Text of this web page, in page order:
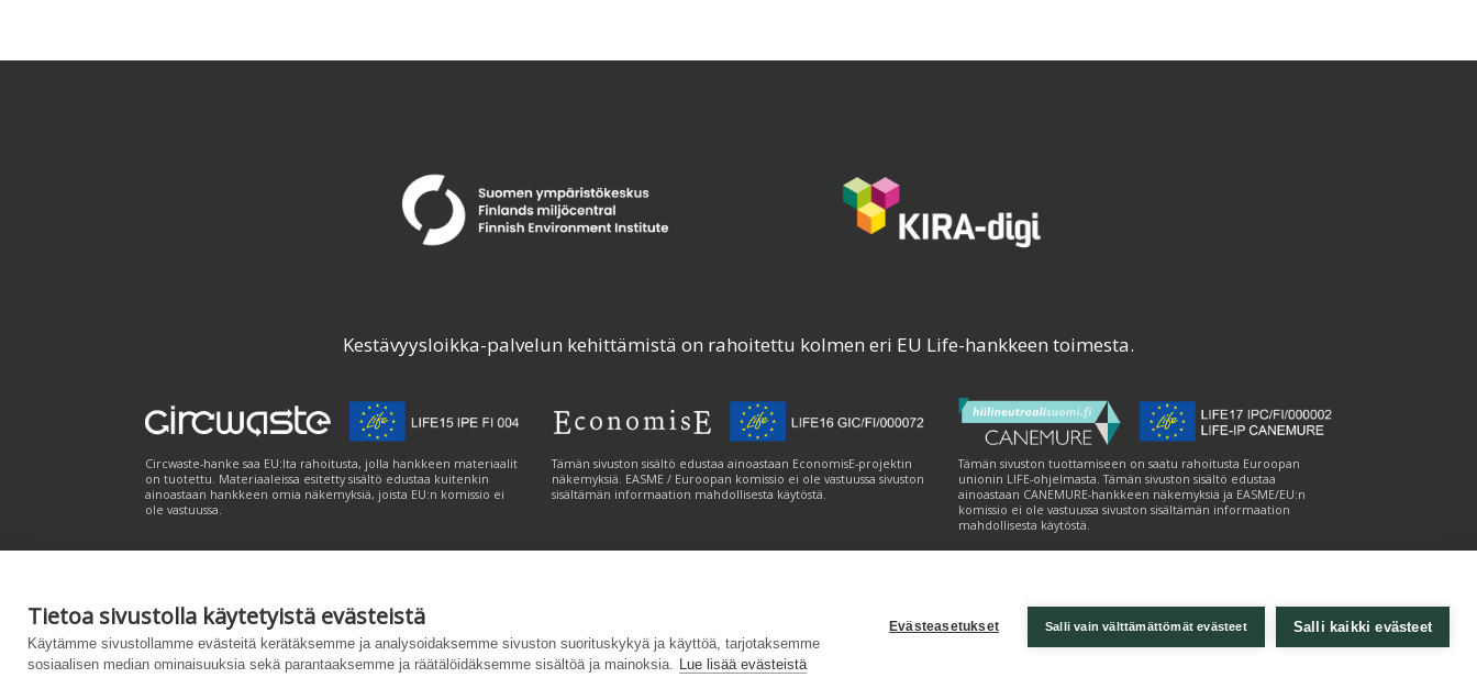
Tietoa sivustolla käytetyistä evästeistä
Käytämme sivustollamme evästeitä kerätäksemme ja analysoidaksemme sivuston suorituskykyä ja käyttöä, tarjotaksemme
sosiaalisen median ominaisuuksia sekä parantaaksemme ja räätälöidäksemme sisältöä ja mainoksia. Lue lisää evästeistä
Evästeasetukset Salli vain välttämättömät evästeet Salli kaikki evästeet
Kestävyysloikka-palvelun kehittämistä on rahoitettu kolmen eri EU Life-hankkeen toimesta.
Circwaste-hanke saa EU:lta rahoitusta, jolla hankkeen materiaalit
on tuotettu. Materiaaleissa esitetty sisältö edustaa kuitenkin
ainoastaan hankkeen omia näkemyksiä, joista EU:n komissio ei
ole vastuussa.
Tämän sivuston sisältö edustaa ainoastaan EconomisE-projektin
näkemyksiä. EASME / Euroopan komissio ei ole vastuussa sivuston
sisältämän informaation mahdollisesta käytöstä.
Tämän sivuston tuottamiseen on saatu rahoitusta Euroopan
unionin LIFE-ohjelmasta. Tämän sivuston sisältö edustaa
ainoastaan CANEMURE-hankkeen näkemyksiä ja EASME/EU:n
komissio ei ole vastuussa sivuston sisältämän informaation
mahdollisesta käytöstä.
Palvelukuvaus| Tietosuojailmoitus|Saavutettavuusseloste|Evästeasetukset|Lähetä palautetta (syke.fi)
Powered by – SuunniteltuCustomizrilla